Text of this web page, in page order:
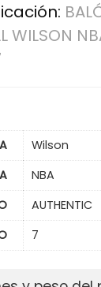
WILSON
Wilson
NBA
AUTHENTIC
7